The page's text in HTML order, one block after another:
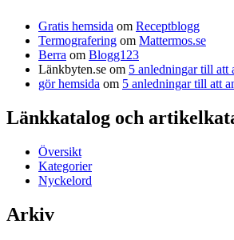
Gratis hemsida om Receptblogg
Termografering om Mattermos.se
Berra om Blogg123
Länkbyten.se om 5 anledningar till att
gör hemsida om 5 anledningar till att
Länkkatalog och
Översikt
Kategorier
Nyckelord
Arkiv